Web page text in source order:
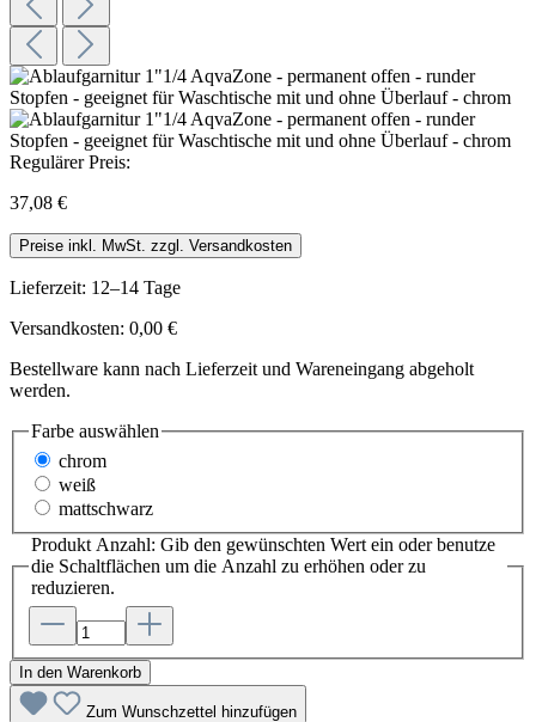
Regulärer Preis:
37,08 €
Preise inkl. MwSt. zzgl. Versandkosten
Lieferzeit: 12–14 Tage
Versandkosten: 0,00 €
Bestellware kann nach Lieferzeit und Wareneingang abgeholt
werden.
Farbe auswählen
chrom
weiß
mattschwarz
Produkt Anzahl: Gib den gewünschten Wert ein oder benutze
die Schaltflächen um die Anzahl zu erhöhen oder zu
reduzieren.
In den Warenkorb
Zum Wunschzettel hinzufügen